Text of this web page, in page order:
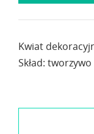
Kwiat
Skład: